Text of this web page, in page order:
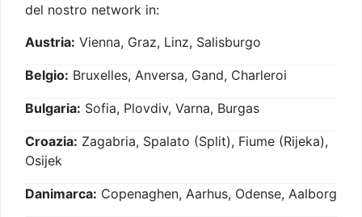
del nostro network in:
Austria: Vienna, Graz, Linz, Salisburgo
Belgio: Bruxelles, Anversa, Gand, Charleroi
Bulgaria: Sofia, Plovdiv, Varna, Burgas
Croazia: Zagabria, Spalato (Split), Fiume (Rijeka),
Osijek
Danimarca: Copenaghen, Aarhus, Odense, Aalborg